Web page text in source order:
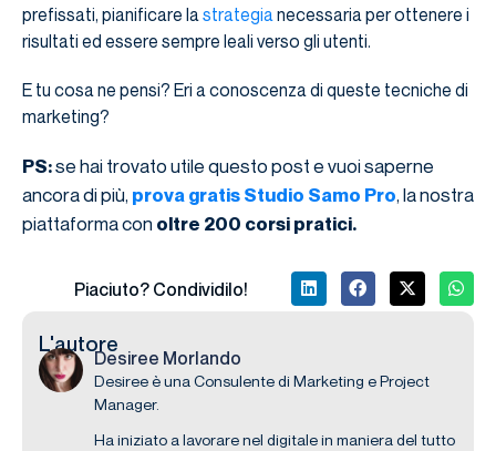
prefissati, pianificare la strategia necessaria per ottenere i
risultati ed essere sempre leali verso gli utenti.
E tu cosa ne pensi? Eri a conoscenza di queste tecniche di
marketing?
PS:se hai trovato utile questo post e vuoi saperne
ancora di più, prova gratis Studio Samo Pro, la nostra
piattaforma con oltre 200 corsi pratici.
Piaciuto? Condividilo!
L'autore
Desiree Morlando
Desiree è una Consulente di Marketing e Project
Manager.
Ha iniziato a lavorare nel digitale in maniera del tutto